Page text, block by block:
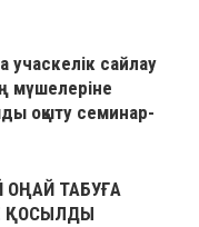
сайлау
мүшелеріне
оқыту семинар-
ОҢАЙ ТАБУҒА
ҚОСЫЛДЫ